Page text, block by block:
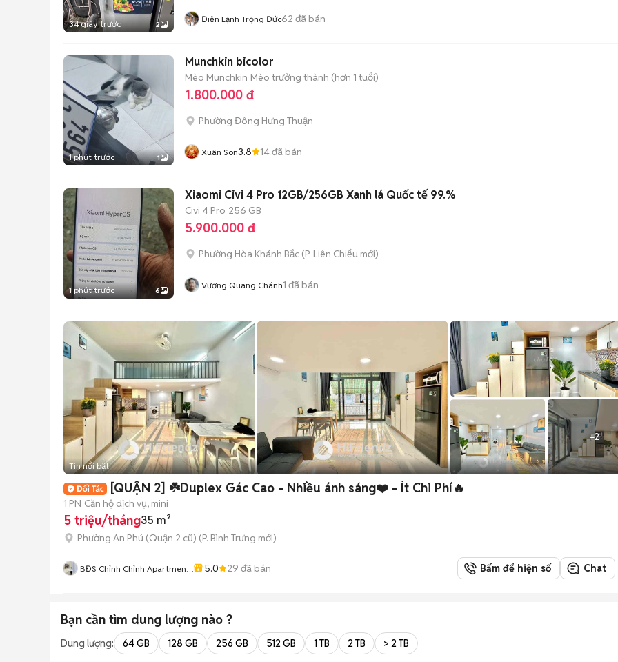
34 giây trước 2 Điện Lạnh Trọng Đức62 đã bán
1 phút trước 1
Munchkin bicolor
Mèo Munchkin Mèo trưởng thành (hơn 1 tuổi)
1.800.000 đ
Phường Đông Hưng Thuận
Xuân Son3.8 14đã bán
1 phút trước 6
Xiaomi Civi 4 Pro 12GB/256GB Xanh lá Quốc tế 99.%
Civi 4 Pro 256 GB
5.900.000 đ
Phường Hòa Khánh Bắc (P. Liên Chiểu mới)
Vương Quang Chánh1 đã bán
+2
Tin nổi bật
[QUẬN 2] ☘️Duplex Gác Cao - Nhiều ánh sáng❤️ - Ít Chi Phí🔥
1 PN Căn hộ dịch vụ, mini
5 triệu/tháng35 m²
Phường An Phú (Quận 2 cũ) (P. Bình Trưng mới)
BĐS Chỉnh Chỉnh Apartment
5.0 29 đã bán Bấm để hiện số Chat
Bạn cần tìm dung lượng nào ?
Dung lượng: 64 GB 128 GB 256 GB 512 GB 1 TB 2 TB > 2 TB